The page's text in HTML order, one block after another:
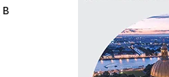
в